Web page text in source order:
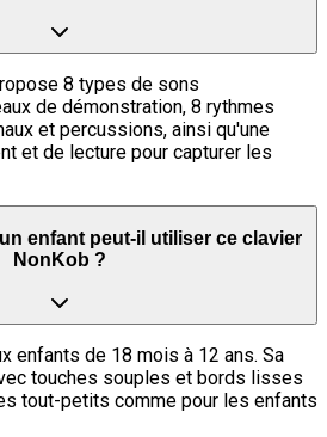
8 types de sons
de démonstration, 8 rythmes
et percussions, ainsi qu'une
et de lecture pour capturer les
enfant peut-il utiliser ce clavier
NonKob ?
enfants de 18 mois à 12 ans. Sa
touches souples et bords lisses
tout-petits comme pour les enfants